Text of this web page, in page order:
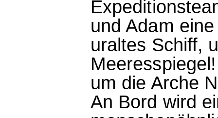
und Adam
uraltes Schiff,
um die Arche
An Bord wird